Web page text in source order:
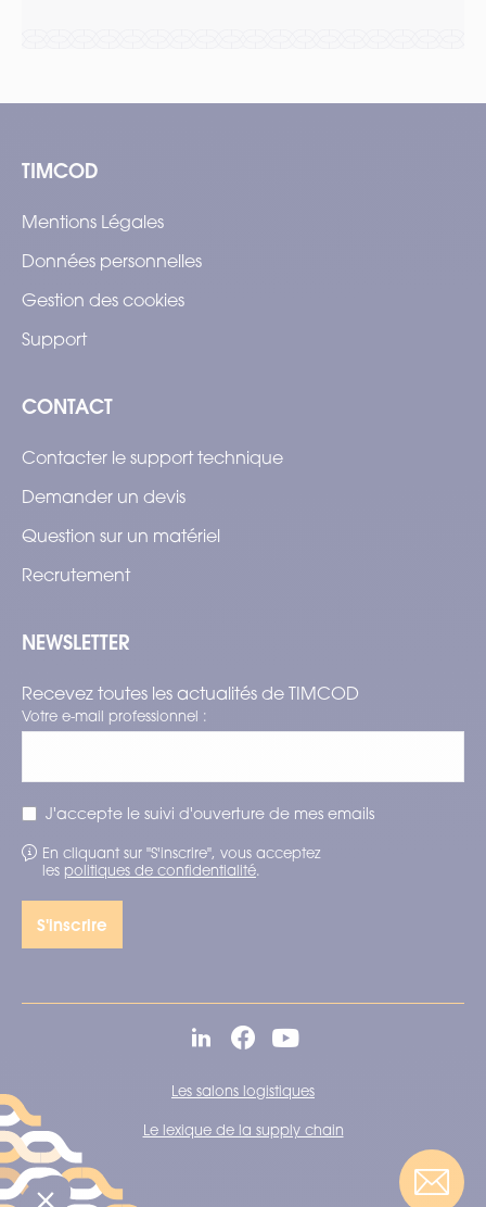
TIMCOD
Mentions Légales
Données personnelles
Gestion des cookies
Support
CONTACT
Contacter le support technique
Demander un devis
Question sur un matériel
Recrutement
NEWSLETTER
Recevez toutes les actualités de TIMCOD
Votre e-mail professionnel :
J'accepte le suivi d'ouverture de mes emails
En cliquant sur "S'inscrire", vous acceptez
les politiques de confidentialité.
Les salons logistiques
Le lexique de la supply chain